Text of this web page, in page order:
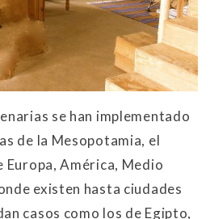
se han implementado
de la Mesopotamia, el
Europa, América, Medio
existen hasta ciudades
casos como los de Egipto,